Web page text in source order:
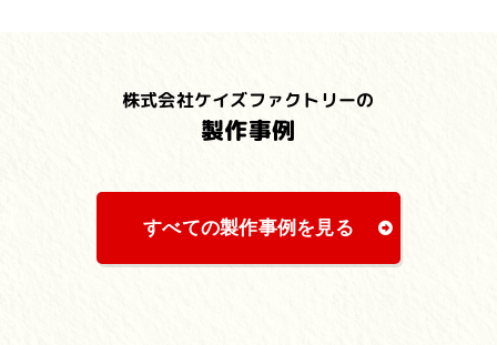
株式会社ケイズファクトリーの
製作事例
すべての製作事例を見る